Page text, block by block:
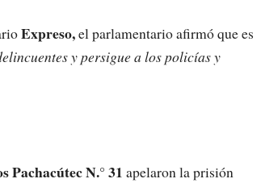
Expreso,el parlamentario afirmó que es
y persigue a los policías y
Pachacútec N.° 31 apelaron la prisión